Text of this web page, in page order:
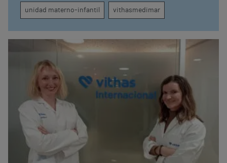
unidad materno-infantil vithasmedimar